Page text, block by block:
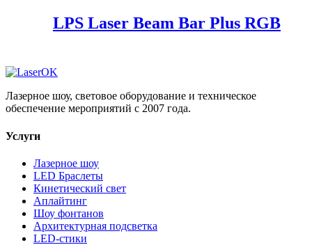
LPS Laser Beam Bar Plus RGB
Лазерное шоу, световое оборудование и техническое
обеспечение мероприятий с 2007 года.
Услуги
Лазерное шоу
LED Браслеты
Кинетический свет
Аплайтинг
Шоу фонтанов
Архитектурная подсветка
LED-стики